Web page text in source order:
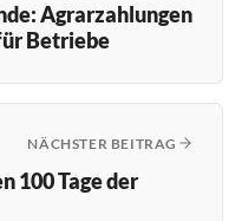
Agrarzahlungen
Betriebe
NÄCHSTER BEITRAG
100 Tage der